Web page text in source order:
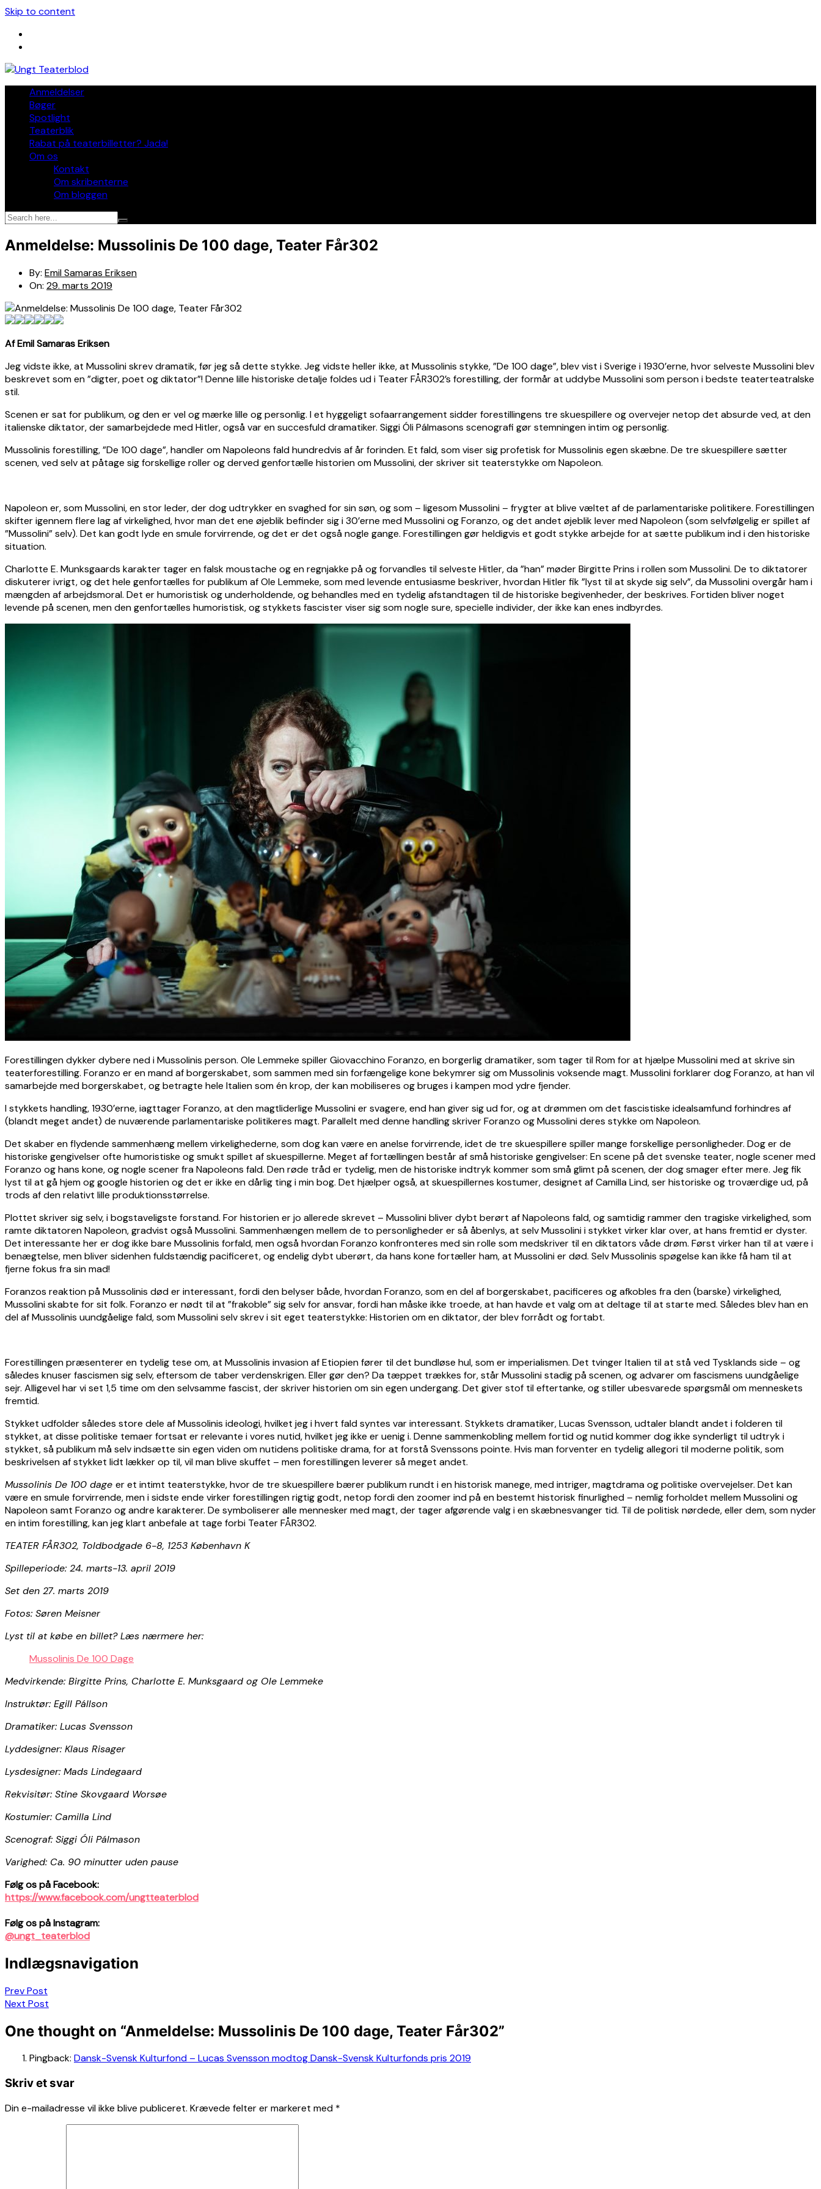
Skip to content
Anmeldelser
Bøger
Spotlight
Teaterblik
Rabat på teaterbilletter? Jada!
Om os
Kontakt
Om skribenterne
Om bloggen
Anmeldelse: Mussolinis De 100 dage, Teater Får302
By: Emil Samaras Eriksen
On: 29. marts 2019
Af Emil Samaras Eriksen
Jeg vidste ikke, at Mussolini skrev dramatik, før jeg så dette stykke. Jeg vidste heller ikke, at Mussolinis stykke, ”De 100 dage”, blev vist i Sverige i 1930’erne, hvor selveste Mussolini blev
beskrevet som en ”digter, poet og diktator”! Denne lille historiske detalje foldes ud i Teater FÅR302’s forestilling, der formår at uddybe Mussolini som person i bedste teaterteatralske
stil.
Scenen er sat for publikum, og den er vel og mærke lille og personlig. I et hyggeligt sofaarrangement sidder forestillingens tre skuespillere og overvejer netop det absurde ved, at den
italienske diktator, der samarbejdede med Hitler, også var en succesfuld dramatiker. Siggi Óli Pálmasons scenografi gør stemningen intim og personlig.
Mussolinis forestilling, ”De 100 dage”, handler om Napoleons fald hundredvis af år forinden. Et fald, som viser sig profetisk for Mussolinis egen skæbne. De tre skuespillere sætter
scenen, ved selv at påtage sig forskellige roller og derved genfortælle historien om Mussolini, der skriver sit teaterstykke om Napoleon.
Napoleon er, som Mussolini, en stor leder, der dog udtrykker en svaghed for sin søn, og som – ligesom Mussolini – frygter at blive væltet af de parlamentariske politikere. Forestillingen
skifter igennem flere lag af virkelighed, hvor man det ene øjeblik befinder sig i 30’erne med Mussolini og Foranzo, og det andet øjeblik lever med Napoleon (som selvfølgelig er spillet af
”Mussolini” selv). Det kan godt lyde en smule forvirrende, og det er det også nogle gange. Forestillingen gør heldigvis et godt stykke arbejde for at sætte publikum ind i den historiske
situation.
Charlotte E. Munksgaards karakter tager en falsk moustache og en regnjakke på og forvandles til selveste Hitler, da ”han” møder Birgitte Prins i rollen som Mussolini. De to diktatorer
diskuterer ivrigt, og det hele genfortælles for publikum af Ole Lemmeke, som med levende entusiasme beskriver, hvordan Hitler fik ”lyst til at skyde sig selv”, da Mussolini overgår ham i
mængden af arbejdsmoral. Det er humoristisk og underholdende, og behandles med en tydelig afstandtagen til de historiske begivenheder, der beskrives. Fortiden bliver noget
levende på scenen, men den genfortælles humoristisk, og stykkets fascister viser sig som nogle sure, specielle individer, der ikke kan enes indbyrdes.
Forestillingen dykker dybere ned i Mussolinis person. Ole Lemmeke spiller Giovacchino Foranzo, en borgerlig dramatiker, som tager til Rom for at hjælpe Mussolini med at skrive sin
teaterforestilling. Foranzo er en mand af borgerskabet, som sammen med sin forfængelige kone bekymrer sig om Mussolinis voksende magt. Mussolini forklarer dog Foranzo, at han vil
samarbejde med borgerskabet, og betragte hele Italien som én krop, der kan mobiliseres og bruges i kampen mod ydre fjender.
I stykkets handling, 1930’erne, iagttager Foranzo, at den magtliderlige Mussolini er svagere, end han giver sig ud for, og at drømmen om det fascistiske idealsamfund forhindres af
(blandt meget andet) de nuværende parlamentariske politikeres magt. Parallelt med denne handling skriver Foranzo og Mussolini deres stykke om Napoleon.
Det skaber en flydende sammenhæng mellem virkelighederne, som dog kan være en anelse forvirrende, idet de tre skuespillere spiller mange forskellige personligheder. Dog er de
historiske gengivelser ofte humoristiske og smukt spillet af skuespillerne. Meget af fortællingen består af små historiske gengivelser: En scene på det svenske teater, nogle scener med
Foranzo og hans kone, og nogle scener fra Napoleons fald. Den røde tråd er tydelig, men de historiske indtryk kommer som små glimt på scenen, der dog smager efter mere. Jeg fik
lyst til at gå hjem og google historien og det er ikke en dårlig ting i min bog. Det hjælper også, at skuespillernes kostumer, designet af Camilla Lind, ser historiske og troværdige ud, på
trods af den relativt lille produktionsstørrelse.
Plottet skriver sig selv, i bogstaveligste forstand. For historien er jo allerede skrevet – Mussolini bliver dybt berørt af Napoleons fald, og samtidig rammer den tragiske virkelighed, som
ramte diktatoren Napoleon, gradvist også Mussolini. Sammenhængen mellem de to personligheder er så åbenlys, at selv Mussolini i stykket virker klar over, at hans fremtid er dyster.
Det interessante her er dog ikke bare Mussolinis forfald, men også hvordan Foranzo konfronteres med sin rolle som medskriver til en diktators våde drøm. Først virker han til at være i
benægtelse, men bliver sidenhen fuldstændig pacificeret, og endelig dybt uberørt, da hans kone fortæller ham, at Mussolini er død. Selv Mussolinis spøgelse kan ikke få ham til at
fjerne fokus fra sin mad!
Foranzos reaktion på Mussolinis død er interessant, fordi den belyser både, hvordan Foranzo, som en del af borgerskabet, pacificeres og afkobles fra den (barske) virkelighed,
Mussolini skabte for sit folk. Foranzo er nødt til at ”frakoble” sig selv for ansvar, fordi han måske ikke troede, at han havde et valg om at deltage til at starte med. Således blev han en
del af Mussolinis uundgåelige fald, som Mussolini selv skrev i sit eget teaterstykke: Historien om en diktator, der blev forrådt og fortabt.
Forestillingen præsenterer en tydelig tese om, at Mussolinis invasion af Etiopien fører til det bundløse hul, som er imperialismen. Det tvinger Italien til at stå ved Tysklands side – og
således knuser fascismen sig selv, eftersom de taber verdenskrigen. Eller gør den? Da tæppet trækkes for, står Mussolini stadig på scenen, og advarer om fascismens uundgåelige
sejr. Alligevel har vi set 1,5 time om den selvsamme fascist, der skriver historien om sin egen undergang. Det giver stof til eftertanke, og stiller ubesvarede spørgsmål om menneskets
fremtid.
Stykket udfolder således store dele af Mussolinis ideologi, hvilket jeg i hvert fald syntes var interessant. Stykkets dramatiker, Lucas Svensson, udtaler blandt andet i folderen til
stykket, at disse politiske temaer fortsat er relevante i vores nutid, hvilket jeg ikke er uenig i. Denne sammenkobling mellem fortid og nutid kommer dog ikke synderligt til udtryk i
stykket, så publikum må selv indsætte sin egen viden om nutidens politiske drama, for at forstå Svenssons pointe. Hvis man forventer en tydelig allegori til moderne politik, som
beskrivelsen af stykket lidt lækker op til, vil man blive skuffet – men forestillingen leverer så meget andet.
Mussolinis De 100 dage er et intimt teaterstykke, hvor de tre skuespillere bærer publikum rundt i en historisk manege, med intriger, magtdrama og politiske overvejelser. Det kan
være en smule forvirrende, men i sidste ende virker forestillingen rigtig godt, netop fordi den zoomer ind på en bestemt historisk finurlighed – nemlig forholdet mellem Mussolini og
Napoleon samt Foranzo og andre karakterer. De symboliserer alle mennesker med magt, der tager afgørende valg i en skæbnesvanger tid. Til de politisk nørdede, eller dem, som nyder
en intim forestilling, kan jeg klart anbefale at tage forbi Teater FÅR302.
TEATER FÅR302, Toldbodgade 6-8, 1253 København K
Spilleperiode: 24. marts-13. april 2019
Set den 27. marts 2019
Fotos: Søren Meisner
Lyst til at købe en billet? Læs nærmere her:
Mussolinis De 100 Dage
Medvirkende: Birgitte Prins, Charlotte E. Munksgaard og Ole Lemmeke
Instruktør: Egill Pállson
Dramatiker: Lucas Svensson
Lyddesigner: Klaus Risager
Lysdesigner: Mads Lindegaard
Rekvisitør: Stine Skovgaard Worsøe
Kostumier: Camilla Lind
Scenograf: Siggi Óli Pálmason
Varighed: Ca. 90 minutter uden pause
Følg os på Facebook:
https://www.facebook.com/ungtteaterblod
Følg os på Instagram:
@ungt_teaterblod
Indlægsnavigation
Prev Post
Next Post
One thought on “Anmeldelse: Mussolinis De 100 dage, Teater Får302”
Pingback: Dansk-Svensk Kulturfond – Lucas Svensson modtog Dansk-Svensk Kulturfonds pris 2019
Skriv et svar
Din e-mailadresse vil ikke blive publiceret. Krævede felter er markeret med *